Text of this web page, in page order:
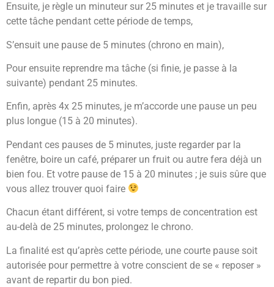
Ensuite, je règle un minuteur sur 25 minutes et je travaille sur
cette tâche pendant cette période de temps,
S’ensuit une pause de 5 minutes (chrono en main),
Pour ensuite reprendre ma tâche (si finie, je passe à la
suivante) pendant 25 minutes.
Enfin, après 4x 25 minutes, je m’accorde une pause un peu
plus longue (15 à 20 minutes).
Pendant ces pauses de 5 minutes, juste regarder par la
fenêtre, boire un café, préparer un fruit ou autre fera déjà un
bien fou. Et votre pause de 15 à 20 minutes ; je suis sûre que
vous allez trouver quoi faire
Chacun étant différent, si votre temps de concentration est
au-delà de 25 minutes, prolongez le chrono.
La finalité est qu’après cette période, une courte pause soit
autorisée pour permettre à votre conscient de se « reposer »
avant de repartir du bon pied.